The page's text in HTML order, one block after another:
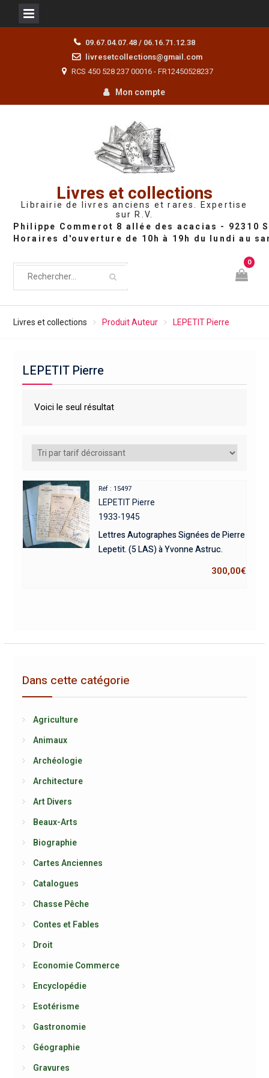
09.67.04.07.48 / 06.16.71.12.38
livresetcollections@gmail.com
RCS 450 528 237 00016 - FR12450528237
Mon compte
Livres et collections
Librairie de livres anciens et rares. Expertise
sur R.V.
0
Livres et collections Produit Auteur LEPETIT Pierre
LEPETIT Pierre
Voici le seul résultat
Réf : 15497
LEPETIT Pierre
1933-1945
Lettres Autographes Signées de Pierre
Lepetit. (5 LAS) à Yvonne Astruc.
300,00€
Dans cette catégorie
Agriculture
Animaux
Archéologie
Architecture
Art Divers
Beaux-Arts
Biographie
Cartes Anciennes
Catalogues
Chasse Pêche
Contes et Fables
Droit
Economie Commerce
Encyclopédie
Esotérisme
Gastronomie
Géographie
Gravures